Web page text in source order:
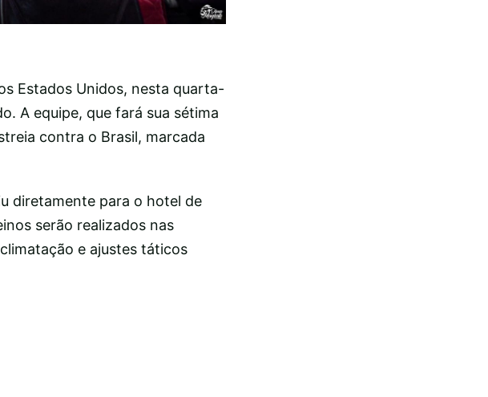
Estados Unidos, nesta quarta-
A equipe, que fará sua sétima
contra o Brasil, marcada
diretamente para o hotel de
serão realizados nas
e ajustes táticos